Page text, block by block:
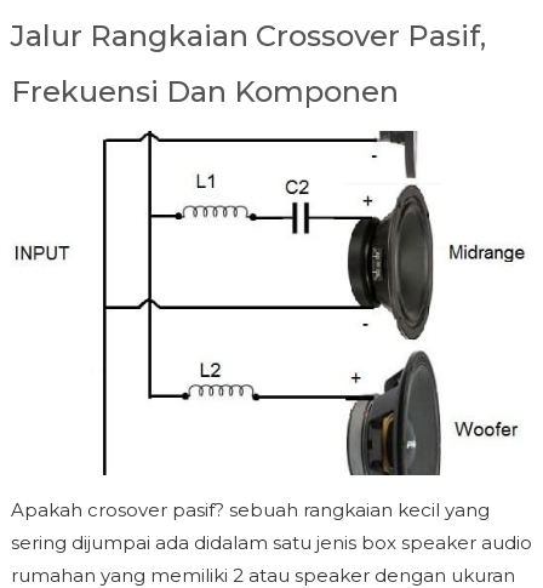
Jalur Rangkaian Crossover Pasif,
Frekuensi Dan Komponen
Apakah crosover pasif? sebuah rangkaian kecil yang
sering dijumpai ada didalam satu jenis box speaker audio
rumahan yang memiliki 2 atau speaker dengan ukuran